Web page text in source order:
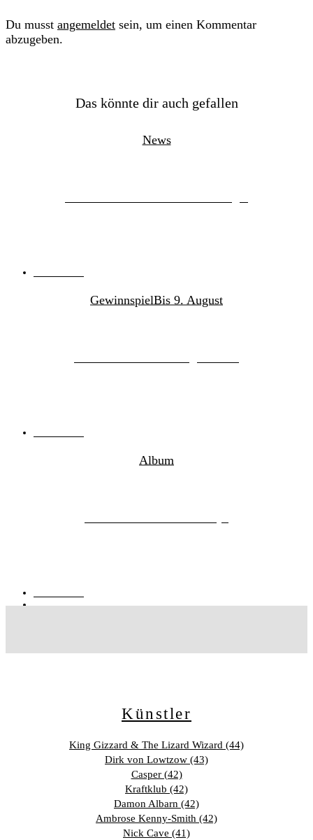
Du musst angemeldet sein, um einen Kommentar
abzugeben.
Das könnte dir auch gefallen
News
GewinnspielBis 9. August
Album
vonPhilipp Kause
Künstler
King Gizzard & The Lizard Wizard (44)
Dirk von Lowtzow (43)
Casper (42)
Kraftklub (42)
Damon Albarn (42)
Ambrose Kenny-Smith (42)
Nick Cave (41)